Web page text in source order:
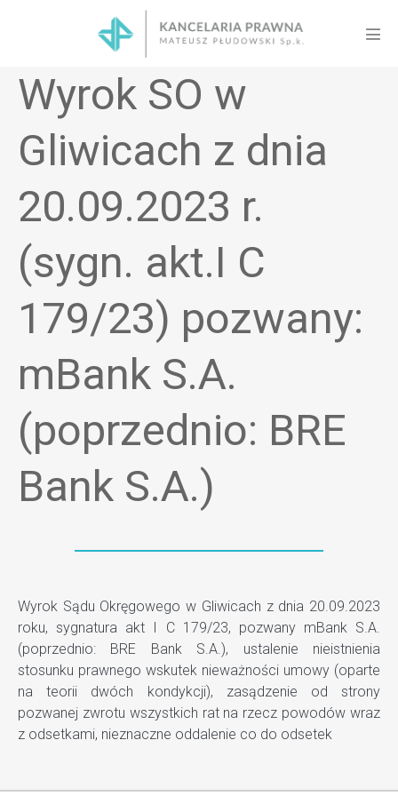
Wyrok SO w
Gliwicach z dnia
20.09.2023 r.
(sygn. akt.I C
179/23) pozwany:
mBank S.A.
(poprzednio: BRE
Bank S.A.)
Wyrok Sądu Okręgowego w Gliwicach z dnia 20.09.2023
roku, sygnatura akt I C 179/23, pozwany mBank S.A.
(poprzednio: BRE Bank S.A.), ustalenie nieistnienia
stosunku prawnego wskutek nieważności umowy (oparte
na teorii dwóch kondykcji), zasądzenie od strony
pozwanej zwrotu wszystkich rat na rzecz powodów wraz
z odsetkami, nieznaczne oddalenie co do odsetek